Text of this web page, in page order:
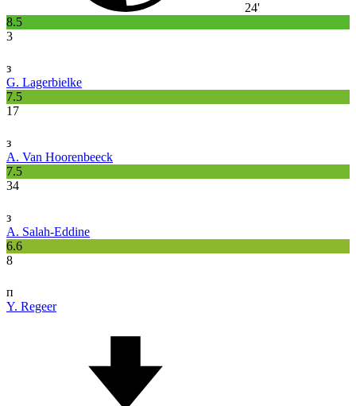
24'
8.5
3
з
G. Lagerbielke
7.5
17
з
A. Van Hoorenbeeck
7.5
34
з
A. Salah-Eddine
6.6
8
п
Y. Regeer